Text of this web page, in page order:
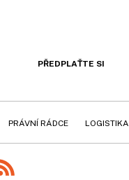
PŘEDPLAŤTE SI
PRÁVNÍ RÁDCE LOGISTIKA